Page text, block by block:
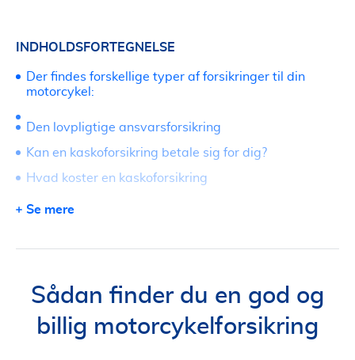
Sådan finder du en god og
billig motorcykelforsikring
INDHOLDSFORTEGNELSE
Der findes forskellige typer af forsikringer til din
motorcykel:
Den lovpligtige ansvarsforsikring
Kan en kaskoforsikring betale sig for dig?
Hvad koster en kaskoforsikring
Samlerabat kan være vejen til en billig mc forsikring
tilbud på din motorcykelforsikring
Se mere